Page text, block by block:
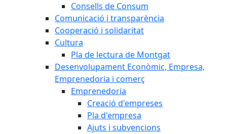
Consells de Consum
Comunicació i transparència
Cooperació i solidaritat
Cultura
Pla de lectura de Montgat
Desenvolupament Econòmic, Empresa,
Emprenedoria i comerç
Emprenedoria
Creació d'empreses
Pla d'empresa
Ajuts i subvencions